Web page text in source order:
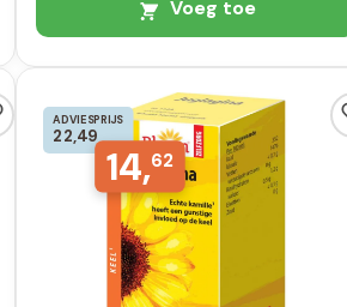
Voeg toe
ADVIESPRIJS
22,49
14,62